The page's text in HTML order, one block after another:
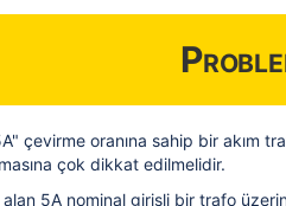
çevirme oranına sahip bir akım
çok dikkat edilmelidir.
5A nominal girişli bir trafo